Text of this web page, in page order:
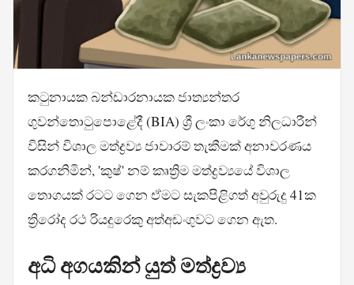
කටුනායක බන්ඩාරනායක ජාත්‍යන්තර
ගුවන්තොටුපොළේදී (BIA) ශ්‍රී ලංකා රේගු නිලධාරීන්
විසින් විශාල මත්ද්‍රව්‍ය ජාවාරම් තැකීමක් අනාවරණය
කරගනිමින්, 'කුෂ්' නම් කෘත්‍රිම මත්ද්‍රව්‍යයේ විශාල
තොගයක් රටට ගෙන ඒමට සැකපිළිගත් අවුරුදු 41ක
ත්‍රිරෝද රථ රියදුරෙකු අත්අඩංගුවට ගෙන ඇත.
අධි අගයකින් යුත් මත්ද්‍රව්‍ය